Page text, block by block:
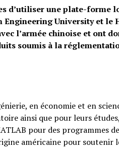
d’utiliser une plate-forme
Engineering University et le
l’armée chinoise et ont
soumis à la
en économie et en
ainsi que pour leurs
pour des programmes
américaine pour soutenir